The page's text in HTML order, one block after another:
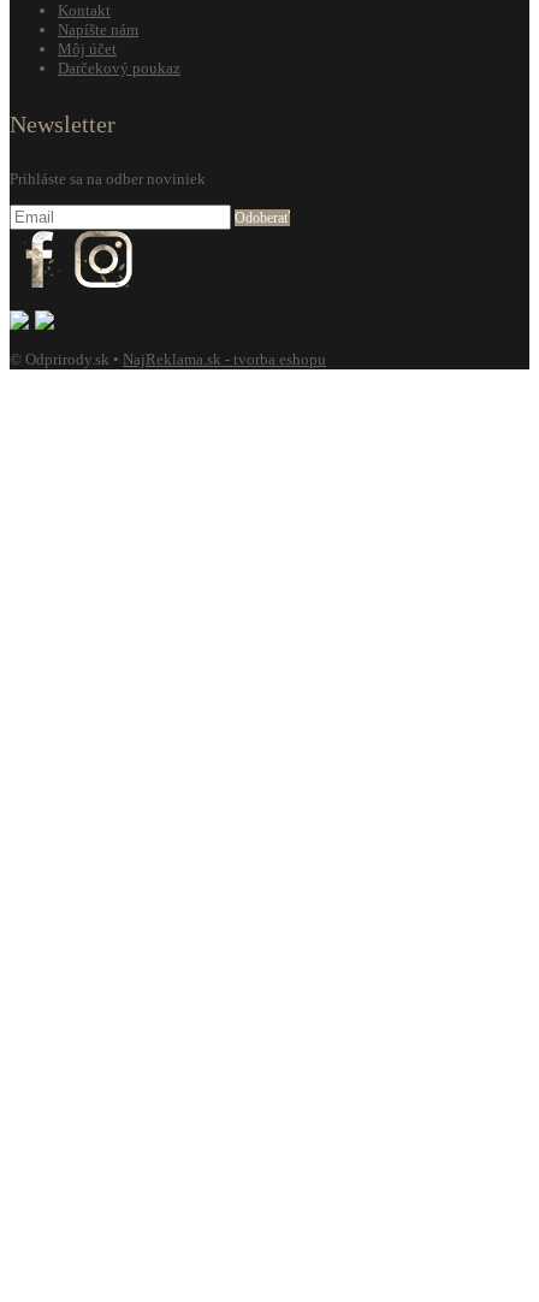
Kontakt
Napíšte nám
Môj účet
Darčekový poukaz
Newsletter
Prihláste sa na odber noviniek
Odoberať
© Odprirody.sk • NajReklama.sk - tvorba eshopu